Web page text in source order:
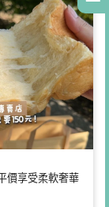
價享受柔軟奢華